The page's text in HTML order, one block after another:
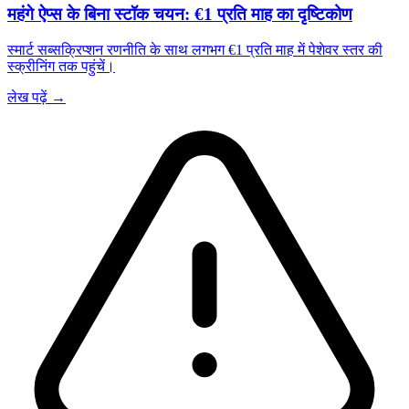
महंगे ऐप्स के बिना स्टॉक चयन: €1 प्रति माह का दृष्टिकोण
स्मार्ट सब्सक्रिप्शन रणनीति के साथ लगभग €1 प्रति माह में पेशेवर स्तर की
स्क्रीनिंग तक पहुंचें।
लेख पढ़ें →